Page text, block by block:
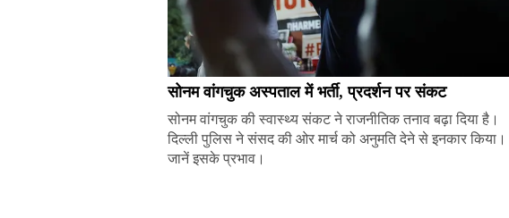
सोनम वांगचुक अस्पताल में भर्ती, प्रदर्शन पर संकट
सोनम वांगचुक की स्वास्थ्य संकट ने राजनीतिक तनाव बढ़ा दिया है।
दिल्ली पुलिस ने संसद की ओर मार्च को अनुमति देने से इनकार किया।
जानें इसके प्रभाव।